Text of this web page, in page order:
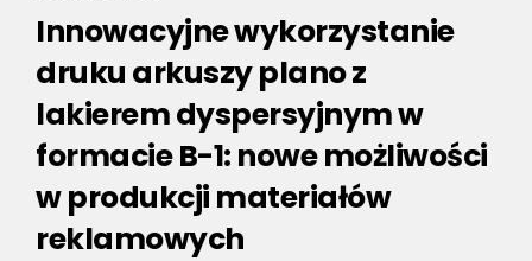
Innowacyjne wykorzystanie
druku arkuszy plano z
lakierem dyspersyjnym w
formacie B-1: nowe możliwości
w produkcji materiałów
reklamowych